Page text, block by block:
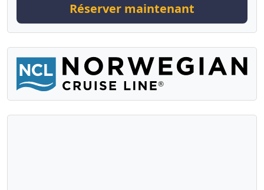
Réserver maintenant